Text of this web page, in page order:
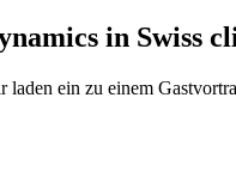
in Swiss
ein zu einem